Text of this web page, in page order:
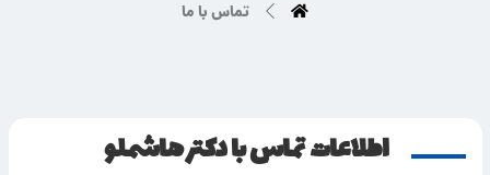
تماس با ما
اطلاعات تماس با دکتر هاشملو